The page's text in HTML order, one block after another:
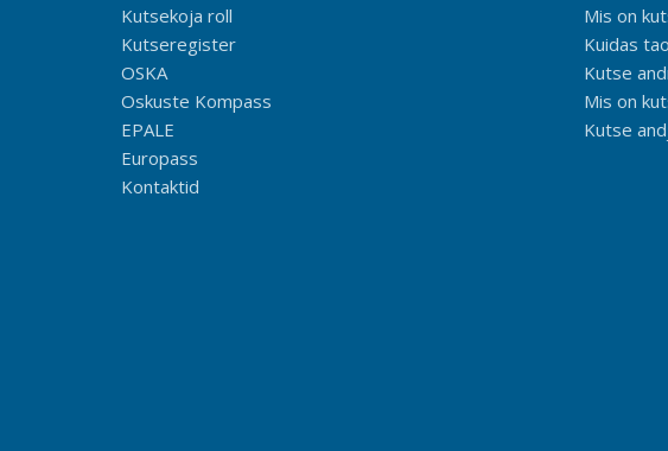
Kutsekoja roll
Kutseregister
OSKA
Oskuste Kompass
EPALE
Europass
Kontaktid
Mis on
Kuidas
Kutse
Mis on
Kutse